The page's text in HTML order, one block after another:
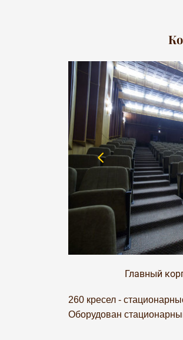
Главный
260 кресел -
Оборудован